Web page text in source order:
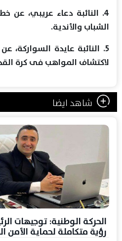
4. النائبة دعاء عريبي، عن
الشباب والأندية.
5. النائبة عايدة السواركة،
لاكتشاف المواهب فى كرة
شاهد ايضا
الحركة الوطنية: توجيهات
رؤية متكاملة لحماية